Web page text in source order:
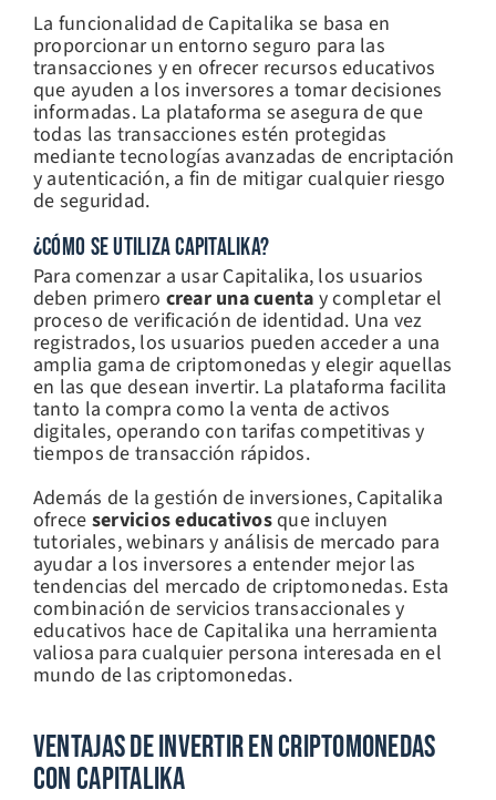
La funcionalidad de Capitalika se basa en
proporcionar un entorno seguro para las
transacciones y en ofrecer recursos educativos
que ayuden a los inversores a tomar decisiones
informadas. La plataforma se asegura de que
todas las transacciones estén protegidas
mediante tecnologías avanzadas de encriptación
y autenticación, a fin de mitigar cualquier riesgo
de seguridad.
¿CÓMO SE UTILIZA CAPITALIKA?
Para comenzar a usar Capitalika, los usuarios
deben primero crear una cuenta y completar el
proceso de verificación de identidad. Una vez
registrados, los usuarios pueden acceder a una
amplia gama de criptomonedas y elegir aquellas
en las que desean invertir. La plataforma facilita
tanto la compra como la venta de activos
digitales, operando con tarifas competitivas y
tiempos de transacción rápidos.
Además de la gestión de inversiones, Capitalika
ofrece servicios educativosque incluyen
tutoriales, webinars y análisis de mercado para
ayudar a los inversores a entender mejor las
tendencias del mercado de criptomonedas. Esta
combinación de servicios transaccionales y
educativos hace de Capitalika una herramienta
valiosa para cualquier persona interesada en el
mundo de las criptomonedas.
Ventajas De Invertir En Criptomonedas
Con Capitalika